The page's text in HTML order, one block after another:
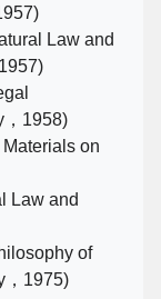
Law and
，1958)
Materials on
Law and
of
，1975)